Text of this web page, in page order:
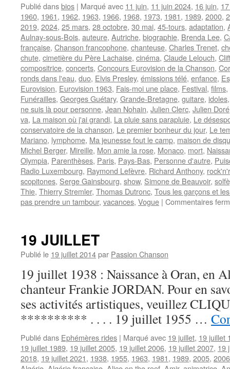
Publié dansbios | Marqué avec 11 juin, 11 juin 2024, 16 juin,
1960, 1961, 1962, 1963, 1966, 1968, 1973, 1981, 1989, 2000,
2019, 2024, 25 mars, 28 octobre, 30 mai, 45-tours, adaptation,
Aulnay-sous-Bois, auteure, Autriche, biographie, Brenda Lee,
française, Chanson francophone, chanteuse, Charles Trenet,
chute, cimetière du Père Lachaise, cinéma, Claude Lelouch,
compositrice, concerts, Concours Eurovision de la Chanson,
ronds dans l'eau, duo, Elvis Presley, émissions télé, enfance,
Eurovision, Eurovision 1963, Fais-moi une place, Festival, films,
Funérailles, Georges Guétary, Grande-Bretagne, guitare, idoles
ne suis là pour personne, Jean Nohain, Julien Clerc, Julien Doré
va, La maison où j'ai grandi, La pluie sans parapluie, Le
conservatoire de la chanson, Le premier bonheur du jour, Le
Mariano, lymphome, Ma jeunesse fout le camp, maison de
Michel Berger, Mireille, Mon amie la rose, Monaco, mort,
Olympia, Parenthèses, Paris, Pays-Bas, Personne d'autre,
Radio Luxembourg, Raymond Lefèvre, Richard Anthony,
scopitones, Serge Gainsbourg, show, Simone de Beauvoir,
Thie, Thierry Stremler, Thomas Dutronc, Tous les garçons et
pas prendre un tambour, vacances, Vogue | Commentaires
19 JUILLET
Publié le 19 juillet 2014par Passion Chanson
19 juillet 1938 : Naissance à Oran, en
chanteur Frankie JORDAN. Pour en
ses activités artistiques, veuillez
********** . . . . 19 juillet 1955 …
Publié dans Ephémères rides | Marqué avec 19 juillet, 19 juillet
19 juillet 1989, 19 juillet 2005, 19 juillet 2006, 19 juillet 2007, 19
2018, 19 juillet 2021, 1938, 1955, 1963, 1981, 1989, 2005, 2006